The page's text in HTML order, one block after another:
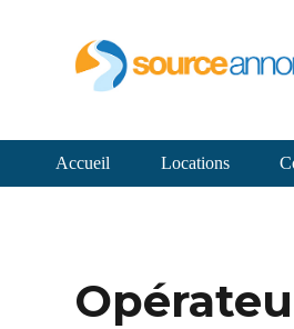
Accueil Locations